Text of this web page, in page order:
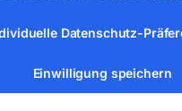
Datenschutz-
Einwilligung speichern